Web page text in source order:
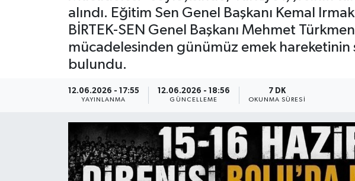
alındı. Eğitim Sen Genel Başkanı Kemal
BİRTEK-SEN Genel Başkanı Mehmet
mücadelesinden günümüz emek
bulundu.
12.06.2026 - 17:55
YAYINLANMA
12.06.2026 - 18:56
GÜNCELLEME
7 DK
OKUNMA SÜRESI
Son Dakika Haberleri
Haber Arşivi